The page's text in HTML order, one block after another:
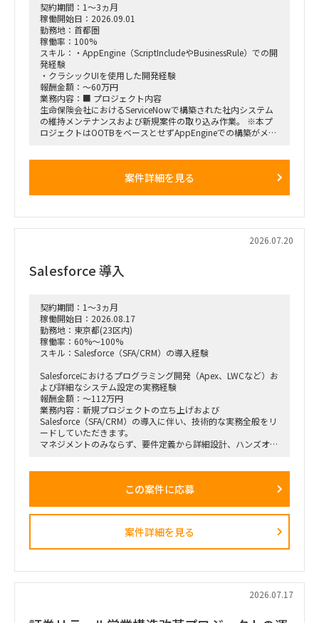
・調査・分析結果の構造化および資料化
・費用対効果の試算、ロードマップ策定
・下位メンバーのリードおよびタスク管理
・幹部層向け報告資料の作成、プレゼンテーション支援
■契約条件
・参画期間：2026年10月1日～2026年12月28日
または2027年1月31日まで
・稼働率：100％想定
■勤務地・働き方
・出張先：茨城県ひたちなか市・勝田駅周辺
・訪問が発生しない週もある一方、プロジェクト中盤は週3～
・プロジェクト開始直後および終了前は、出張頻度が比較的少
・必要に応じて元請会社の麹町出社
契約期間：1～3ヵ月
稼働開始日：2026.09.01
勤務地：首都圏
稼働率：100%
スキル：・AppEngine（ScriptIncludeやBusinessRule）での開
発経験
・クラシックUIを使用した開発経験
報酬金額：～60万円
業務内容：■ プロジェクト内容
生命保険会社におけるServiceNowで構築された社内システム
の維持メンテナンスおよび新規案件の取り込み作業。 ※本プ
ロジェクトはOOTBをベースとせずAppEngineでの構築がメイ
・9/1～（※可能ならば８月中からのジョインを希望）
案件詳細を見る
2026.07.20
Salesforce 導入
契約期間：1～3ヵ月
稼働開始日：2026.08.17
勤務地：東京都(23区内)
稼働率：60%～100%
スキル：Salesforce（SFA/CRM）の導入経験
Salesforceにおけるプログラミング開発（Apex、LWCなど）お
よび詳細なシステム設定の実務経験
報酬金額：～112万円
業務内容：新規プロジェクトの立ち上げおよび
Salesforce（SFA/CRM）の導入に伴い、技術的な実務全般をリ
ードしていただきます。
マネジメントのみならず、要件定義から詳細設計、ハンズオン
Salesforce（SFA/CRM）の導入、カスタマイズ、および詳細設
Apex、Visualforce、Lightning Web Components（LWC）な
クライアントの要望に応じた技術的な要件定義、および仕様設
この案件に応募
案件詳細を見る
2026.07.17